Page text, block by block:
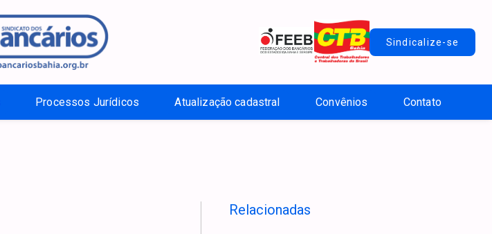
Sindicalize-se
Processos Jurídicos Atualização cadastral Convênios Contato
Relacionadas